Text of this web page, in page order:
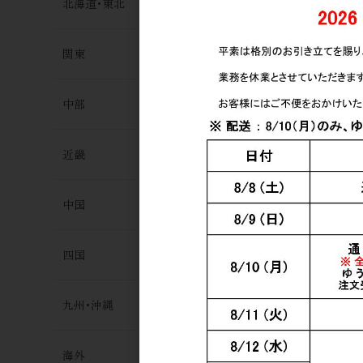
2,100円
澤の花 純
月 1.8L
3,250円
関東
中部
近畿
中国
四国
九州･沖縄
海外